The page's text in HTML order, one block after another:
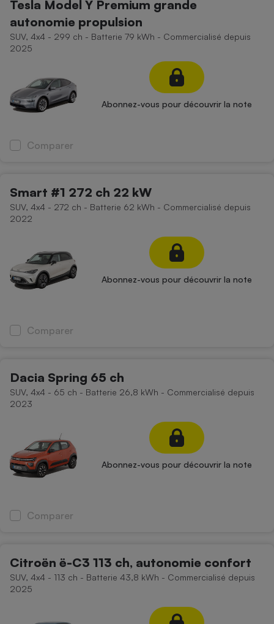
Tesla Model Y Premium grande
autonomie propulsion
SUV, 4x4 - 299 ch - Batterie 79 kWh - Commercialisé depuis
2025
Abonnez-vous pour découvrir la note
Comparer
Smart #1 272 ch 22 kW
SUV, 4x4 - 272 ch - Batterie 62 kWh - Commercialisé depuis
2022
Abonnez-vous pour découvrir la note
Comparer
Dacia Spring 65 ch
SUV, 4x4 - 65 ch - Batterie 26,8 kWh - Commercialisé depuis
2023
Abonnez-vous pour découvrir la note
Comparer
Citroën ë-C3 113 ch, autonomie confort
SUV, 4x4 - 113 ch - Batterie 43,8 kWh - Commercialisé depuis
2025